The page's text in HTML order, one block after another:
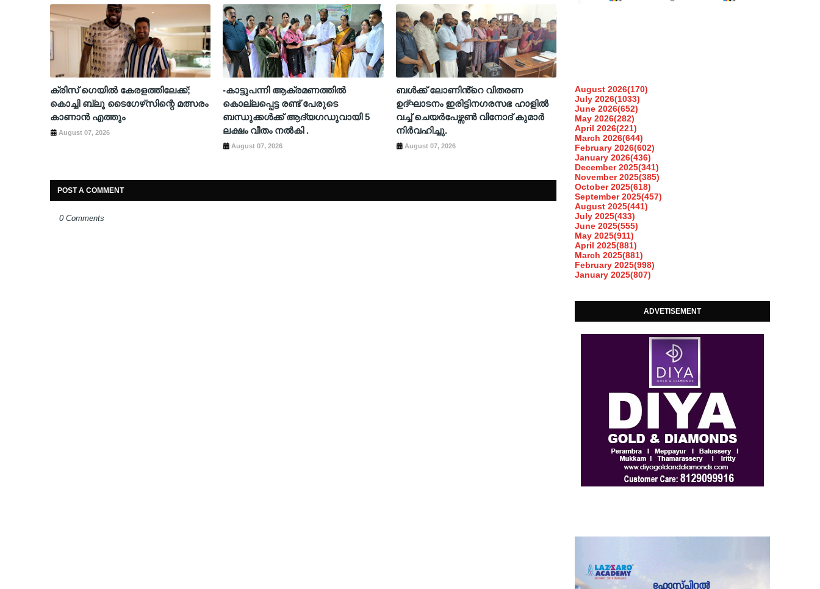
ക്രിസ് ഗെയില്‍ കേരളത്തിലേക്ക്;
കൊച്ചി ബ്ലൂ ടൈഗേഴ്‌സിന്റെ മത്സരം
കാണാന്‍ എത്തും
August 07, 2026
-കാട്ടുപന്നി ആക്രമണത്തിൽ
കൊല്ലപ്പെട്ട രണ്ട് പേരുടെ
ബന്ധുക്കൾക്ക് ആദ്യഗഡുവായി 5
ലക്ഷം വീതം നൽകി .
August 07, 2026
ബൾക്ക് ലോണിൻ്റെ വിതരണ
ഉദ്ഘാടനം ഇരിട്ടിനഗരസഭ ഹാളിൽ
വച്ച് ചെയർപേഴ്സൺ വിനോദ് കുമാർ
നിർവഹിച്ചു.
August 07, 2026
POST A COMMENT
0 Comments
August 2026(170)
July 2026(1033)
June 2026(652)
May 2026(282)
April 2026(221)
March 2026(644)
February 2026(602)
January 2026(436)
December 2025(341)
November 2025(385)
October 2025(618)
September 2025(457)
August 2025(441)
July 2025(433)
June 2025(555)
May 2025(911)
April 2025(881)
March 2025(881)
February 2025(998)
January 2025(807)
ADVETISEMENT